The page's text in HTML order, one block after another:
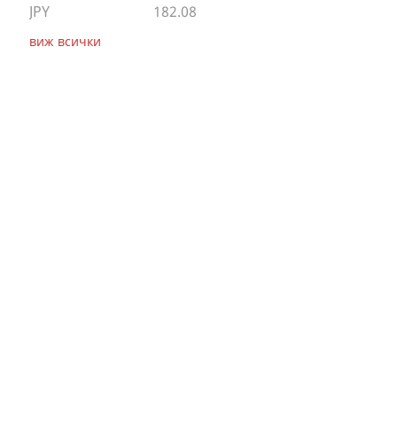
JPY
182.08
виж всички